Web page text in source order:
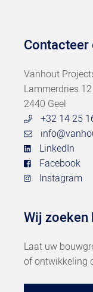
Contacteer
Vanhout
Lammerdries 12
2440 Geel
+32 14 25
LinkedIn
Facebook
Instagram
Wij zoeken
Laat uw
of ontwikkeling